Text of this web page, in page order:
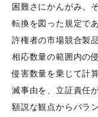
困難さにかんがみ、
転換を図った規定で
許権者の市場競合製
相応数量の範囲内の
侵害数量を乗じて計
滅事由を、立証責任
額説な観点からバラ